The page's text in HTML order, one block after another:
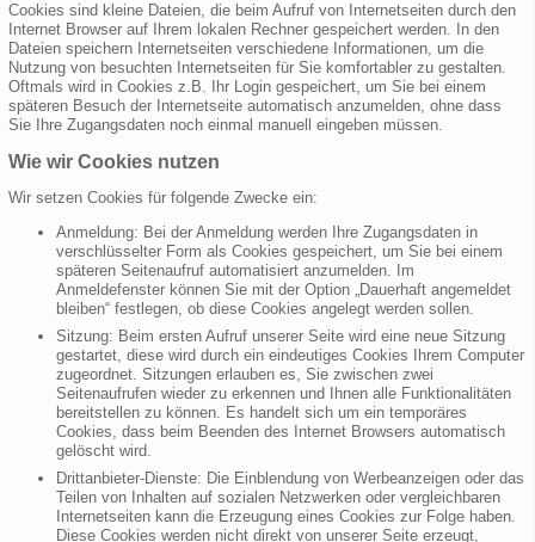
Cookies sind kleine Dateien, die beim Aufruf von Internetseiten durch den
Internet Browser auf Ihrem lokalen Rechner gespeichert werden. In den
Dateien speichern Internetseiten verschiedene Informationen, um die
Nutzung von besuchten Internetseiten für Sie komfortabler zu gestalten.
Oftmals wird in Cookies z.B. Ihr Login gespeichert, um Sie bei einem
späteren Besuch der Internetseite automatisch anzumelden, ohne dass
Sie Ihre Zugangsdaten noch einmal manuell eingeben müssen.
Wie wir Cookies nutzen
Wir setzen Cookies für folgende Zwecke ein:
Anmeldung: Bei der Anmeldung werden Ihre Zugangsdaten in
verschlüsselter Form als Cookies gespeichert, um Sie bei einem
späteren Seitenaufruf automatisiert anzumelden. Im
Anmeldefenster können Sie mit der Option „Dauerhaft angemeldet
bleiben“ festlegen, ob diese Cookies angelegt werden sollen.
Sitzung: Beim ersten Aufruf unserer Seite wird eine neue Sitzung
gestartet, diese wird durch ein eindeutiges Cookies Ihrem Computer
zugeordnet. Sitzungen erlauben es, Sie zwischen zwei
Seitenaufrufen wieder zu erkennen und Ihnen alle Funktionalitäten
bereitstellen zu können. Es handelt sich um ein temporäres
Cookies, dass beim Beenden des Internet Browsers automatisch
gelöscht wird.
Drittanbieter-Dienste: Die Einblendung von Werbeanzeigen oder das
Teilen von Inhalten auf sozialen Netzwerken oder vergleichbaren
Internetseiten kann die Erzeugung eines Cookies zur Folge haben.
Diese Cookies werden nicht direkt von unserer Seite erzeugt,